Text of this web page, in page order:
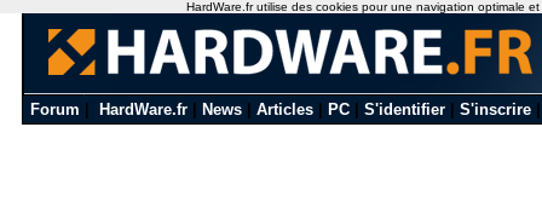
Forum HardWare.fr News Articles PC S'identifier S'inscrire
HardWare.fr utilise des cookies pour une navigation optimale